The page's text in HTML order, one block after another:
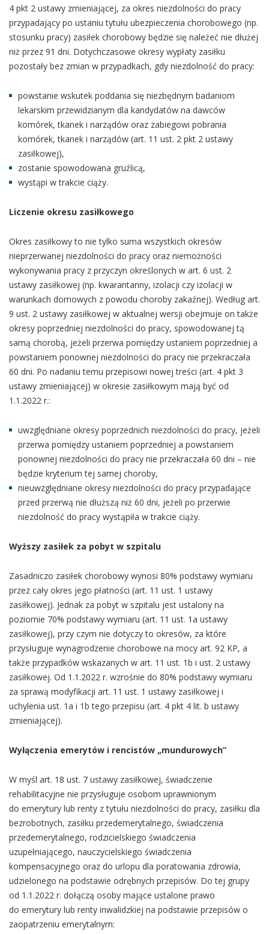
4 pkt 2 ustawy zmieniającej, za okres niezdolności do pracy
przypadający po ustaniu tytułu ubezpieczenia chorobowego (np.
stosunku pracy) zasiłek chorobowy będzie się należeć nie dłużej
niż przez 91 dni. Dotychczasowe okresy wypłaty zasiłku
pozostały bez zmian w przypadkach, gdy niezdolność do pracy:
powstanie wskutek poddania się niezbędnym badaniom
lekarskim przewidzianym dla kandydatów na dawców
komórek, tkanek i narządów oraz zabiegowi pobrania
komórek, tkanek i narządów (art. 11 ust. 2 pkt 2 ustawy
zasiłkowej),
zostanie spowodowana gruźlicą,
wystąpi w trakcie ciąży.
Liczenie okresu zasiłkowego
Okres zasiłkowy to nie tylko suma wszystkich okresów
nieprzerwanej niezdolności do pracy oraz niemożności
wykonywania pracy z przyczyn określonych w art. 6 ust. 2
ustawy zasiłkowej (np. kwarantanny, izolacji czy izolacji w
warunkach domowych z powodu choroby zakaźnej). Według art.
9 ust. 2 ustawy zasiłkowej w aktualnej wersji obejmuje on także
okresy poprzedniej niezdolności do pracy, spowodowanej tą
samą chorobą, jeżeli przerwa pomiędzy ustaniem poprzedniej a
powstaniem ponownej niezdolności do pracy nie przekraczała
60 dni. Po nadaniu temu przepisowi nowej treści (art. 4 pkt 3
ustawy zmieniającej) w okresie zasiłkowym mają być od
1.1.2022 r.:
uwzględniane okresy poprzednich niezdolności do pracy, jeżeli
przerwa pomiędzy ustaniem poprzedniej a powstaniem
ponownej niezdolności do pracy nie przekraczała 60 dni – nie
będzie kryterium tej samej choroby,
nieuwzględniane okresy niezdolności do pracy przypadające
przed przerwą nie dłuższą niż 60 dni, jeżeli po przerwie
niezdolność do pracy wystąpiła w trakcie ciąży.
Wyższy zasiłek za pobyt w szpitalu
Zasadniczo zasiłek chorobowy wynosi 80% podstawy wymiaru
przez cały okres jego płatności (art. 11 ust. 1 ustawy
zasiłkowej). Jednak za pobyt w szpitalu jest ustalony na
poziomie 70% podstawy wymiaru (art. 11 ust. 1a ustawy
zasiłkowej), przy czym nie dotyczy to okresów, za które
przysługuje wynagrodzenie chorobowe na mocy art. 92 KP, a
także przypadków wskazanych w art. 11 ust. 1b i ust. 2 ustawy
zasiłkowej. Od 1.1.2022 r. wzrośnie do 80% podstawy wymiaru
za sprawą modyfikacji art. 11 ust. 1 ustawy zasiłkowej i
uchylenia ust. 1a i 1b tego przepisu (art. 4 pkt 4 lit. b ustawy
zmieniającej).
Wyłączenia emerytów i rencistów „mundurowych”
W myśl art. 18 ust. 7 ustawy zasiłkowej, świadczenie
rehabilitacyjne nie przysługuje osobom uprawnionym
do emerytury lub renty z tytułu niezdolności do pracy, zasiłku dla
bezrobotnych, zasiłku przedemerytalnego, świadczenia
przedemerytalnego, rodzicielskiego świadczenia
uzupełniającego, nauczycielskiego świadczenia
kompensacyjnego oraz do urlopu dla poratowania zdrowia,
udzielonego na podstawie odrębnych przepisów. Do tej grupy
od 1.1.2022 r. dołączą osoby mające ustalone prawo
do emerytury lub renty inwalidzkiej na podstawie przepisów o
zaopatrzeniu emerytalnym: